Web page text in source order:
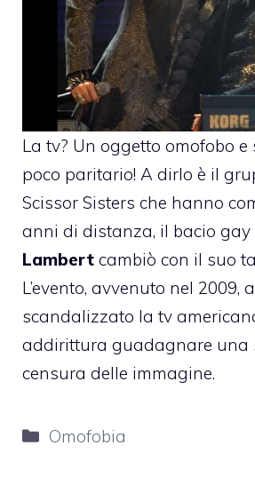
La tv? Un oggetto omofobo e
poco paritario! A dirlo è il
Scissor Sisters che hanno
anni di distanza, il bacio gay
Lambert cambiò con il suo
L’evento, avvenuto nel 2009,
scandalizzato la tv
addirittura guadagnare una
censura delle immagine.
Categorie
Omofobia